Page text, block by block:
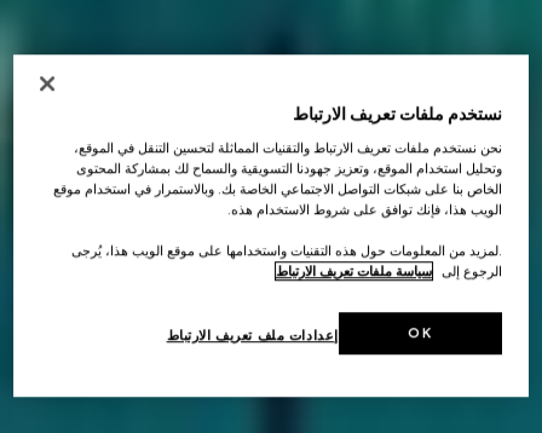
نستخدم ملفات تعريف الارتباط
نحن نستخدم ملفات تعريف الارتباط والتقنيات المماثلة لتحسين التنقل في الموقع،
وتحليل استخدام الموقع، وتعزيز جهودنا التسويقية والسماح لك بمشاركة المحتوى
الخاص بنا على شبكات التواصل الاجتماعي الخاصة بك. وبالاستمرار في استخدام موقع
الويب هذا، فإنك توافق على شروط الاستخدام هذه.
.لمزيد من المعلومات حول هذه التقنيات واستخدامها على موقع الويب هذا، يُرجى
الرجوع إلى سياسة ملفات تعريف الارتباط
إعدادات ملف تعريف الارتباط OK